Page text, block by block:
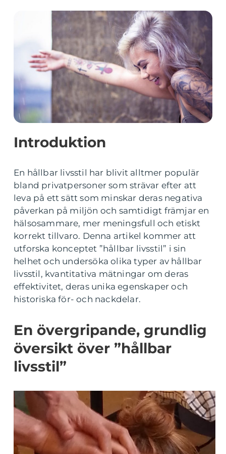
Introduktion
En hållbar livsstil har blivit alltmer populär
bland privatpersoner som strävar efter att
leva på ett sätt som minskar deras negativa
påverkan på miljön och samtidigt främjar en
hälsosammare, mer meningsfull och etiskt
korrekt tillvaro. Denna artikel kommer att
utforska konceptet ”hållbar livsstil” i sin
helhet och undersöka olika typer av hållbar
livsstil, kvantitativa mätningar om deras
effektivitet, deras unika egenskaper och
historiska för- och nackdelar.
En övergripande, grundlig
översikt över ”hållbar
livsstil”